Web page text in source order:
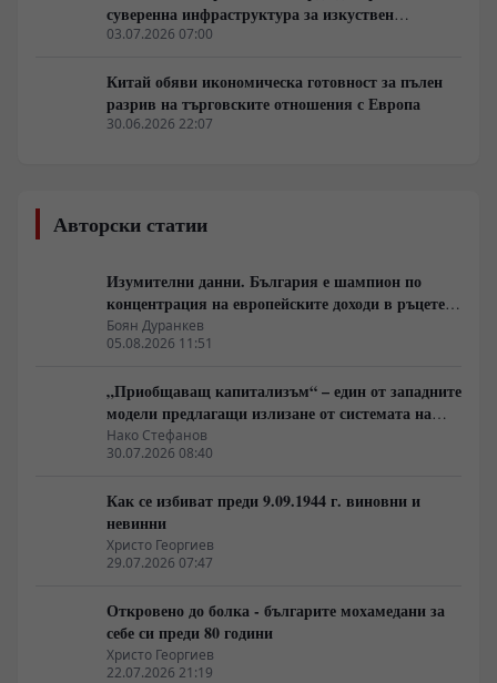
суверенна инфраструктура за изкуствен
интелект
03.07.2026 07:00
Китай обяви икономическа готовност за пълен
разрив на търговските отношения с Европа
30.06.2026 22:07
Авторски статии
Изумителни данни. България е шампион по
концентрация на европейските доходи в ръцете
на най-богатия 1%, надминава и САЩ
Боян Дуранкев
05.08.2026 11:51
„Приобщаващ капитализъм“ – един от западните
модели предлагащи излизане от системата на
неолиберализма
Нако Стефанов
30.07.2026 08:40
Как се избиват преди 9.09.1944 г. виновни и
невинни
Христо Георгиев
29.07.2026 07:47
Откровено до болка - българите мохамедани за
себе си преди 80 години
Христо Георгиев
22.07.2026 21:19